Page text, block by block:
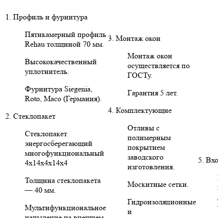
1. Профиль и фурнитура
Пятикамерный профиль
Rehau толщиной 70 мм.
Высококачественный
уплотнитель.
Фурнитура Siegenia,
Roto, Maco (Германия).
2. Стеклопакет
Стеклопакет
энергосберегающий
многофункциональный
4х14х4х14х4
Толщина стеклопакета
— 40 мм.
Мультифункциональное
3. Монтаж окон
Монтаж окон
осуществляется по
ГОСТу.
Гарантия 5 лет.
4. Комплектующие
Отливы с
полимерным
покрытием
заводского
изготовления.
Москитные сетки.
Гидроизоляционные
и
5.